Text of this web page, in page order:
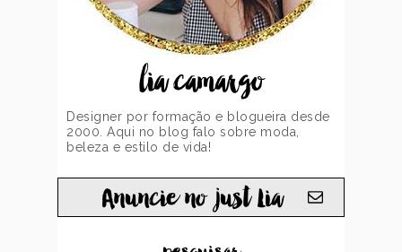
lia camargo
Designer por formação e blogueira desde
2000. Aqui no blog falo sobre moda,
beleza e estilo de vida!
Anuncie no just Lia